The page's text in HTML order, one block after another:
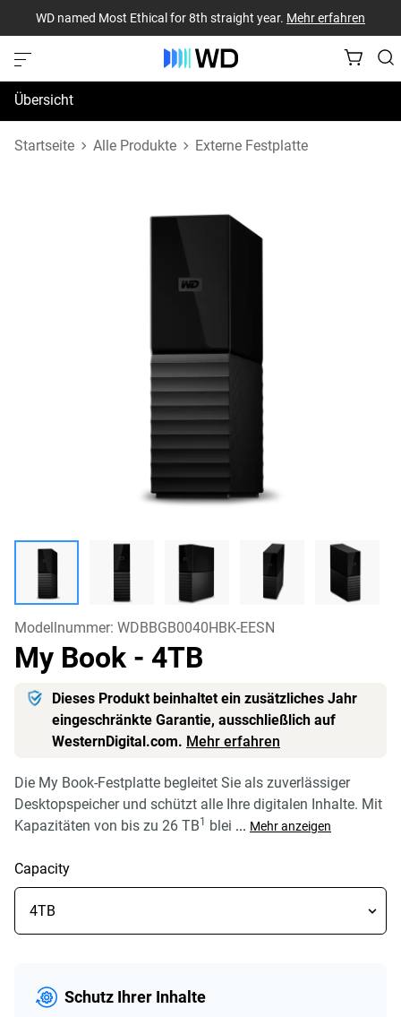
WD named Most Ethical for 8th straight year. Mehr erfahren
Übersicht
Technische Daten
Startseite Alle Produkte Externe Festplatte
Modellnummer: WDBBGB0040HBK-EESN
My Book - 4TB
Dieses Produkt beinhaltet ein zusätzliches Jahr
eingeschränkte Garantie, ausschließlich auf
WesternDigital.com. Mehr erfahren
Die My Book-Festplatte begleitet Sie als zuverlässiger
Desktopspeicher und schützt alle Ihre digitalen Inhalte. Mit
Kapazitäten von bis zu 26 TB1 blei ... Mehr anzeigen
Capacity
Schutz Ihrer Inhalte